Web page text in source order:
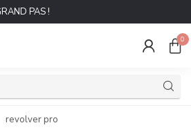
PAS !
0
revolver pro